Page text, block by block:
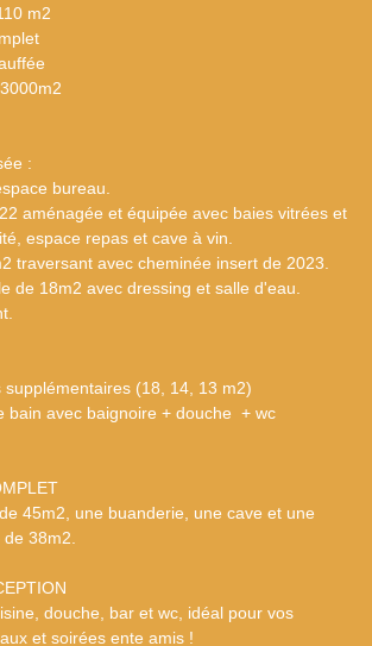
m2
:
bureau.
aménagée et équipée avec baies vitrées et
espace repas et cave à vin.
traversant avec cheminée insert de 2023.
de 18m2 avec dressing et salle d'eau.
(18, 14, 13 m2)
bain avec baignoire + douche + wc
45m2, une buanderie, une cave et une
de 38m2.
douche, bar et wc, idéal pour vos
et soirées ente amis !